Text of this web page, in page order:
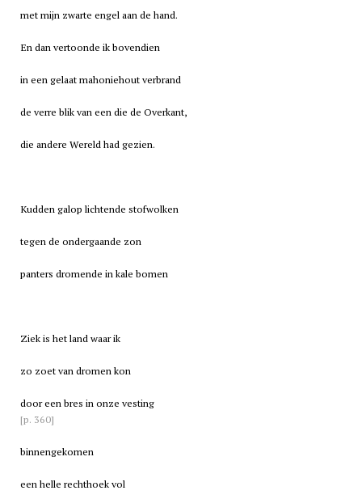
met mijn zwarte engel aan de hand.
En dan vertoonde ik bovendien
in een gelaat mahoniehout verbrand
de verre blik van een die de Overkant,
die andere Wereld had gezien.
Kudden galop lichtende stofwolken
tegen de ondergaande zon
panters dromende in kale bomen
Ziek is het land waar ik
zo zoet van dromen kon
door een bres in onze vesting
[p. 360]
binnengekomen
een helle rechthoek vol